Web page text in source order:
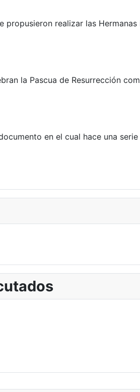
propusieron realizar las
la Pascua de Resurrección
en el cual hace una